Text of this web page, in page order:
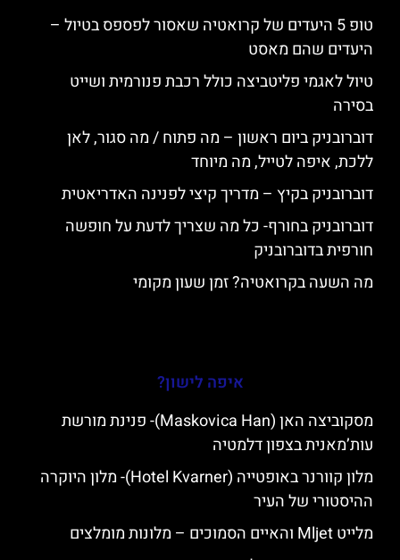
טופ 5 היעדים של קרואטיה שאסור לפספס בטיול –
היעדים שהם מאסט
טיול לאגמי פליטביצה כולל רכבת פנורמית ושייט
בסירה
דוברובניק ביום ראשון – מה פתוח / מה סגור, לאן
ללכת, איפה לטייל, מה מיוחד
דוברובניק בקיץ – מדריך קיצי לפנינה האדריאטית
דוברובניק בחורף- כל מה שצריך לדעת על חופשה
חורפית בדוברובניק
מה השעה בקרואטיה? זמן שעון מקומי
איפה לישון?
מסקוביצה האן (Maskovica Han)- פנינת מורשת
עות’מאנית בצפון דלמטיה
מלון קוורנר באופטייה (Hotel Kvarner)- מלון היוקרה
ההיסטורי של העיר
מלייט Mljet והאיים הסמוכים – מלונות מומלצים